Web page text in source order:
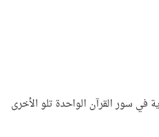
في سور القرآن الواحدة تلو الأخرى